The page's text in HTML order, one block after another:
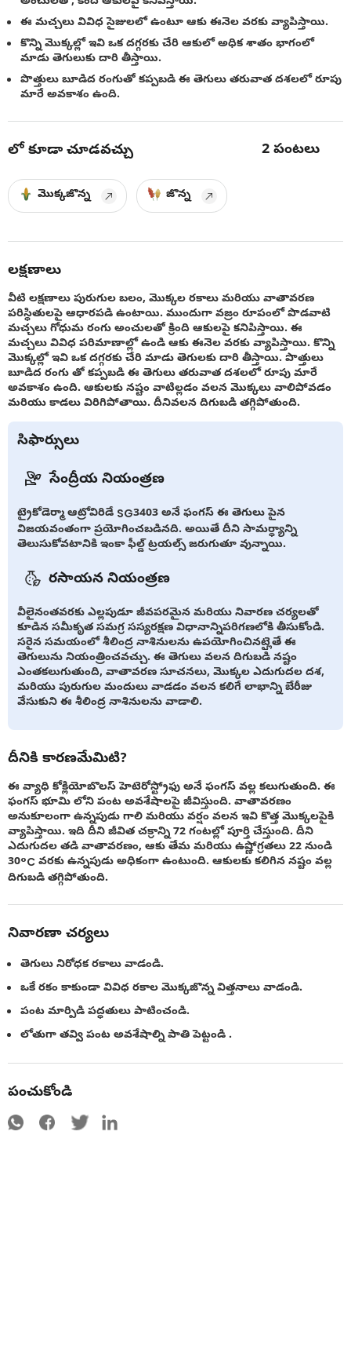
ఈ మచ్చలు వివిధ సైజులలో ఉంటూ ఆకు ఈనెల వరకు వ్యాపిస్తాయి.
కొన్ని మొక్కల్లో ఇవి ఒక దగ్గరకు చేరి ఆకులో అధిక శాతం భాగంలో
మాడు తెగులుకు దారి తీస్తాయి.
పొత్తులు బూడిద రంగుతో కప్పబడి ఈ తెగులు తరువాత దశలలో రూపు
మారే అవకాశం ఉంది.
లో కూడా చూడవచ్చు 2 పంటలు
మొక్కజొన్న జొన్న
లక్షణాలు
వీటి లక్షణాలు పురుగుల బలం, మొక్కల రకాలు మరియు వాతావరణ
పరిస్థితులపై ఆధారపడి ఉంటాయి. ముందుగా వజ్రం రూపంలో పొడవాటి
మచ్చలు గోధుమ రంగు అంచులతో క్రింది ఆకులపై కనిపిస్తాయి. ఈ
మచ్చలు వివిధ పరిమాణాల్లో ఉండి ఆకు ఈనెల వరకు వ్యాపిస్తాయి. కొన్ని
మొక్కల్లో ఇవి ఒక దగ్గరకు చేరి మాడు తెగులకు దారి తీస్తాయి. పొత్తులు
బూడిద రంగు తో కప్పబడి ఈ తెగులు తరువాత దశలలో రూపు మారే
అవకాశం ఉంది. ఆకులకు నష్టం వాటిల్లడం వలన మొక్కలు వాలిపోవడం
మరియు కాడలు విరిగిపోతాయి. దీనివలన దిగుబడి తగ్గిపోతుంది.
సిఫార్సులు
సేంద్రీయ నియంత్రణ
ట్రైకోడెర్మా ఆట్రోవిరిడే SG3403 అనే ఫంగస్ ఈ తెగులు పైన
విజయవంతంగా ప్రయోగించబడినది. అయితే దీని సామర్ధ్యాన్ని
తెలుసుకోవటానికి ఇంకా ఫీల్డ్ ట్రయల్స్ జరుగుతూ వున్నాయి.
రసాయన నియంత్రణ
వీలైనంతవరకు ఎల్లపుడూ జీవపరమైన మరియు నివారణ చర్యలతో
కూడిన సమీకృత సమగ్ర సస్యరక్షణ విధానాన్నిపరిగణలోకి తీసుకోండి.
సరైన సమయంలో శీలింద్ర నాశినులను ఉపయోగించినట్లైతే ఈ
తెగులును నియంత్రించవచ్చు. ఈ తెగులు వలన దిగుబడి నష్టం
ఎంతకలుగుతుంది, వాతావరణ సూచనలు, మొక్కల ఎదుగుదల దశ,
మరియు పురుగుల మందులు వాడడం వలన కలిగే లాభాన్ని బేరీజు
వేసుకుని ఈ శీలింద్ర నాశినులను వాడాలి.
దీనికి కారణమేమిటి?
ఈ వ్యాధి కోక్లియోబొలస్ హెటెరోస్ట్రోఫు అనే ఫంగస్ వల్ల కలుగుతుంది. ఈ
ఫంగస్ భూమి లోని పంట అవశేషాలపై జీవిస్తుంది. వాతావరణం
అనుకూలంగా ఉన్నపుడు గాలి మరియు వర్షం వలన ఇవి కొత్త మొక్కలపైకి
వ్యాపిస్తాయి. ఇది దీని జీవిత చక్రాన్ని 72 గంటల్లో పూర్తి చేస్తుంది. దీని
ఎదుగుదల తడి వాతావరణం, ఆకు తేమ మరియు ఉష్ణోగ్రతలు 22 నుండి
30°C వరకు ఉన్నపుడు అధికంగా ఉంటుంది. ఆకులకు కలిగిన నష్టం వల్ల
దిగుబడి తగ్గిపోతుంది.
నివారణా చర్యలు
తెగులు నిరోధక రకాలు వాడండి.
ఒకే రకం కాకుండా వివిధ రకాల మొక్కజొన్న విత్తనాలు వాడండి.
పంట మార్పిడి పద్ధతులు పాటించండి.
లోతుగా తవ్వి పంట అవశేషాల్ని పాతి పెట్టండి .
పంచుకోండి